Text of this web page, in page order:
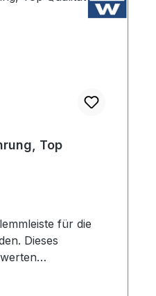
Top
für die
Dieses